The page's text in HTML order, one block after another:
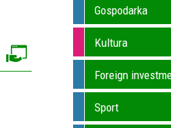
Gospodarka
Kultura
Foreign
Sport